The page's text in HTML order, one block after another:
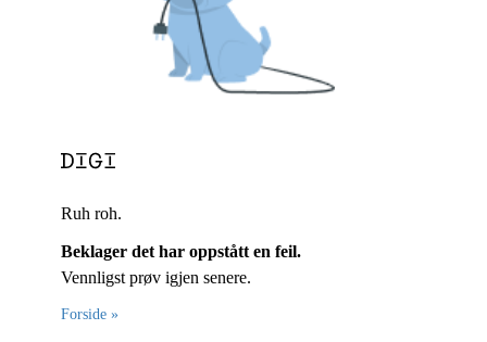
Ruh roh.
Beklager det har oppstått en feil.
Vennligst prøv igjen senere.
Forside »